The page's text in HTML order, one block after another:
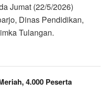
Jumat (22/5/2026)
Dinas Pendidikan,
Tulangan.
4.000 Peserta